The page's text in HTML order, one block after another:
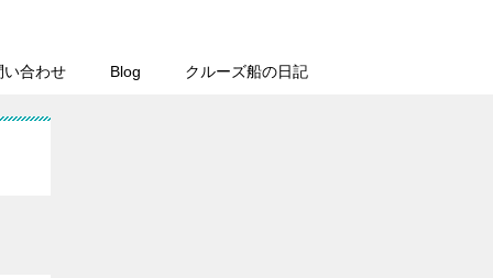
い合わせ Blog クルーズ船の日記